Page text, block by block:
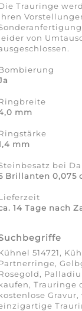
Trauringe
von
mm
mm
bei
Brillanten 0,075
14 Tage nach
514721,
Trauringe